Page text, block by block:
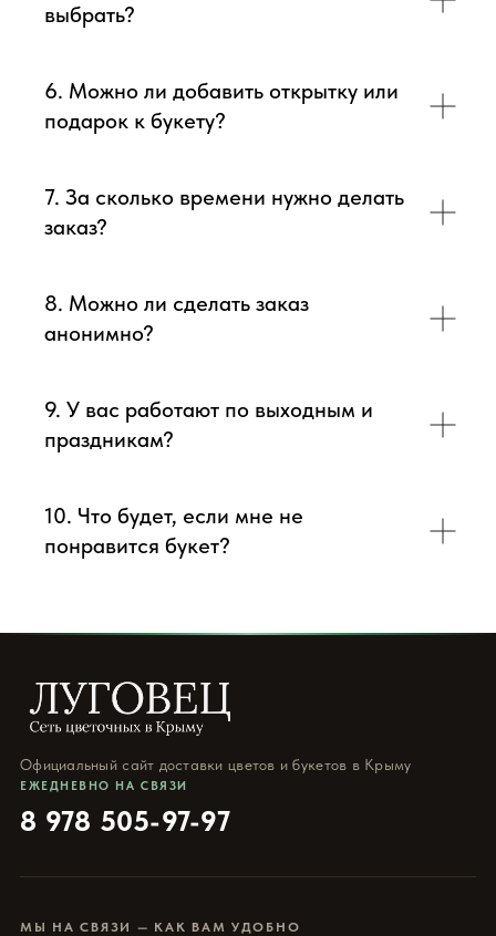
выбрать?
6. Можно ли добавить открытку или
подарок к букету?
7. За сколько времени нужно делать
заказ?
8. Можно ли сделать заказ
анонимно?
9. У вас работают по выходным и
праздникам?
10. Что будет, если мне не
понравится букет?
Официальный сайт доставки цветов и букетов в Крыму
ЕЖЕДНЕВНО НА СВЯЗИ
8 978 505-97-97
МЫ НА СВЯЗИ — КАК ВАМ УДОБНО